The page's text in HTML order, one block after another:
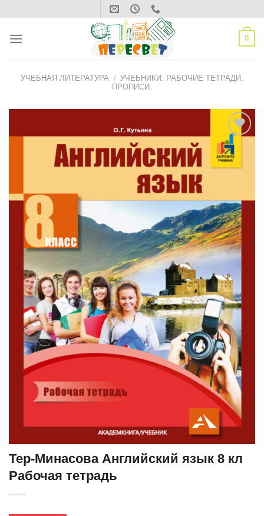
content
0
УЧЕБНАЯ ЛИТЕРАТУРА / УЧЕБНИКИ. РАБОЧИЕ ТЕТРАДИ.
ПРОПИСИ.
ДОБАВИТЬ
В СПИСОК
ЖЕЛАНИЙ
Тер-Минасова Английский язык 8 кл
Рабочая тетрадь